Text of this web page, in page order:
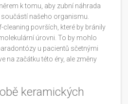
k tomu, aby zubní náhrada
našeho organismu.
cleaning površích, které by bránily
úrovni. To by mohlo
u pacientů sčetnými
na začátku této éry, ale změny
keramických